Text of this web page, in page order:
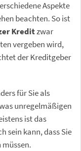
Aspekte
beachten. So ist
Kreditzwar
vergeben wird,
der Kreditgeber
für Sie als
unregelmäßigen
ist das
sein kann, dass Sie